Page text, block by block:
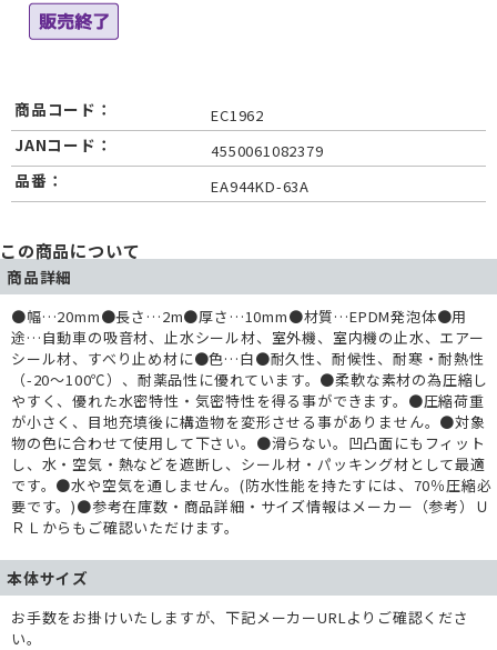
商品コード： EC1962
JANコード： 4550061082379
品番： EA944KD-63A
この商品について
商品詳細
●幅…20mm●長さ…2m●厚さ…10mm●材質…EPDM発泡体●用
途…自動車の吸音材、止水シール材、室外機、室内機の止水、エアー
シール材、すべり止め材に●色…白●耐久性、耐候性、耐寒・耐熱性
（-20～100℃）、耐薬品性に優れています。●柔軟な素材の為圧縮し
やすく、優れた水密特性・気密特性を得る事ができます。●圧縮荷重
が小さく、目地充填後に構造物を変形させる事がありません。●対象
物の色に合わせて使用して下さい。●滑らない。凹凸面にもフィット
し、水・空気・熱などを遮断し、シール材・パッキング材として最適
です。●水や空気を通しません。(防水性能を持たすには、70％圧縮必
要です。)●参考在庫数・商品詳細・サイズ情報はメーカー（参考）Ｕ
ＲＬからもご確認いただけます。
本体サイズ
お手数をお掛けいたしますが、下記メーカーURLよりご確認くださ
い。